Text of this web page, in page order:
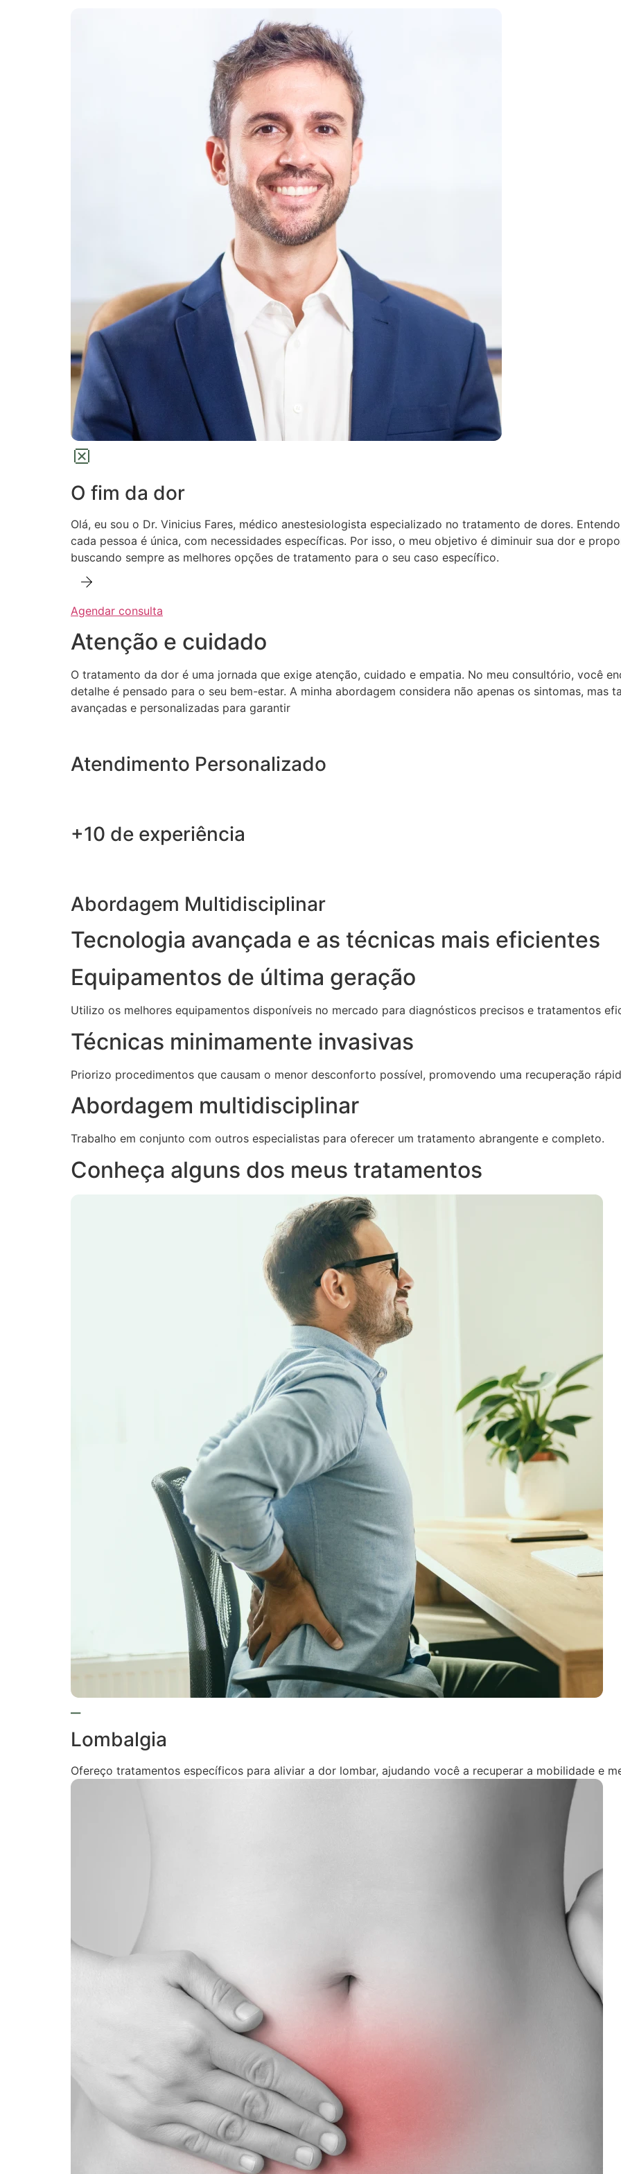
O fim da dor
Olá, eu sou o Dr. Vinicius Fares, médico anestesiologista especializado no tratamento de dores.
cada pessoa é única, com necessidades específicas. Por isso, o meu objetivo é diminuir sua dor e
buscando sempre as melhores opções de tratamento para o seu caso específico.
Agendar consulta
Atenção e cuidado
O tratamento da dor é uma jornada que exige atenção, cuidado e empatia. No meu consultório, você
detalhe é pensado para o seu bem-estar. A minha abordagem considera não apenas os sintomas, mas
avançadas e personalizadas para garantir
Atendimento Personalizado
+10 de experiência
Abordagem Multidisciplinar
Tecnologia avançada e as técnicas mais eficientes
Equipamentos de última geração
Utilizo os melhores equipamentos disponíveis no mercado para diagnósticos precisos e tratamentos
Técnicas minimamente invasivas
Priorizo procedimentos que causam o menor desconforto possível, promovendo uma recuperação
Abordagem multidisciplinar
Trabalho em conjunto com outros especialistas para oferecer um tratamento abrangente e completo.
Conheça alguns dos meus tratamentos
Lombalgia
Ofereço tratamentos específicos para aliviar a dor lombar, ajudando você a recuperar a mobilidade e